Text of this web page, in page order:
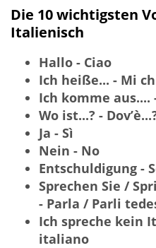
Die 10 wichtigsten
Italienisch
Hallo - Ciao
Ich heiße... - Mi
Ich komme aus....
Wo ist...? -
Ja - Sì
Nein - No
Entschuldigung -
Sprechen Sie /
- Parla / Parli
Ich spreche kein
italiano